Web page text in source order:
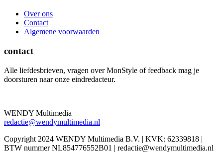
Over ons
Contact
Algemene voorwaarden
contact
Alle liefdesbrieven, vragen over MonStyle of feedback mag je
doorsturen naar onze eindredacteur.
WENDY Multimedia
redactie@wendymultimedia.nl
Copyright 2024 WENDY Multimedia B.V. | KVK: 62339818 |
BTW nummer NL854776552B01 | redactie@wendymultimedia.nl